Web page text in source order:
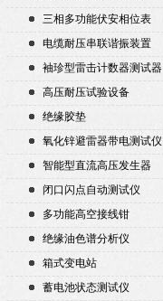
三相多功能伏安相位表
电缆耐压串联谐振装置
袖珍型雷击计数器测试器
高压耐压试验设备
绝缘胶垫
氧化锌避雷器带电测试仪
智能型直流高压发生器
闭口闪点自动测试仪
多功能高空接线钳
绝缘油色谱分析仪
箱式变电站
蓄电池状态测试仪